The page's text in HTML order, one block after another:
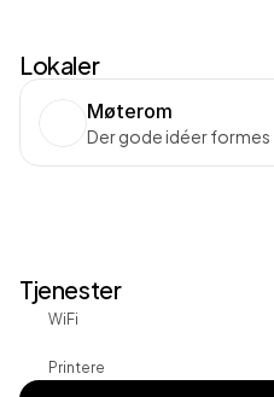
Lokaler
Møterom
Der gode idéer formes
Tjenester
WiFi
Printere